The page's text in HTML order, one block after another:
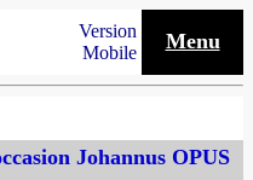
Version
Mobile
Menu
Johannus OPUS